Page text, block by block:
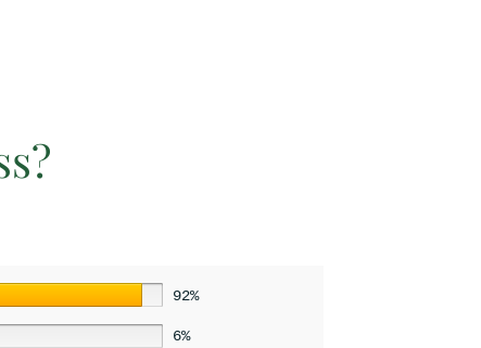
92%
6%